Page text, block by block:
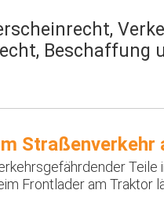
Beschaffung
Straßenverkehr
Teile
Frontlader am Traktor